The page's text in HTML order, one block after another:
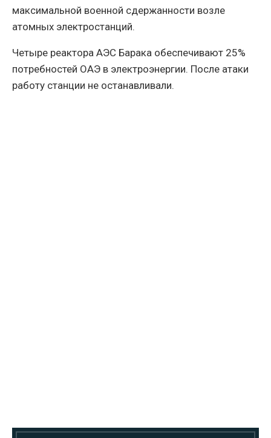
максимальной военной сдержанности возле
атомных электростанций.
Четыре реактора АЭС Барака обеспечивают 25%
потребностей ОАЭ в электроэнергии. После атаки
работу станции не останавливали.